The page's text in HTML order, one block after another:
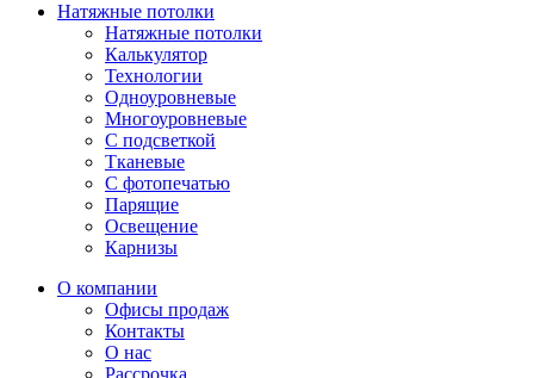
Натяжные потолки
Натяжные потолки
Калькулятор
Технологии
Одноуровневые
Многоуровневые
С подсветкой
Тканевые
С фотопечатью
Парящие
Освещение
Карнизы
О компании
Офисы продаж
Контакты
О нас
Рассрочка